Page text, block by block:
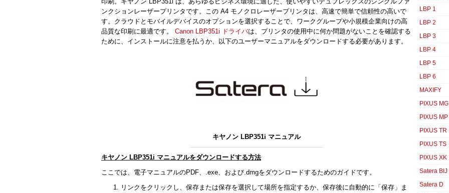
ンクションレーザープリンタです。この A4 モノクロレーザープリンタは、高速で簡単で信頼性の高いで
す。クラウドとモバイルデバイスのオプションを選択することで、ワークグループや小規模企業向けの高
品質な印刷に最適です。 Canon LBP351i ドライバは、プリンタの使用中に何か問題がないことを確認する
ために、インストールに注意を払うか、以下のユーザーマニュアルをダウンロードする必要があります。
キヤノン LBP351i マニュアル
キヤノン LBP351i マニュアルをダウンロードする方法
ここでは、電子マニュアルのPDF、.exe、および.dmgをダウンロードするためのガイドです。
リンクをクリックし、保存または保存を選択して場所を指定するか、保存後に自動的に「保存」ま
LBP 1
LBP 2
LBP 3
LBP 4
LBP 5
LBP 6
MAXIFY
PIXUS MG
PIXUS MP
PIXUS TR
PIXUS TS
PIXUS XK
Satera BIJ
Satera D